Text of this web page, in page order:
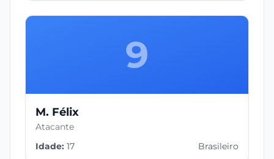
9
M. Félix
Atacante
Idade: 17 Brasileiro